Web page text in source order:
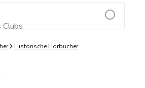
Clubs hinzufügen
Historische Hörbücher